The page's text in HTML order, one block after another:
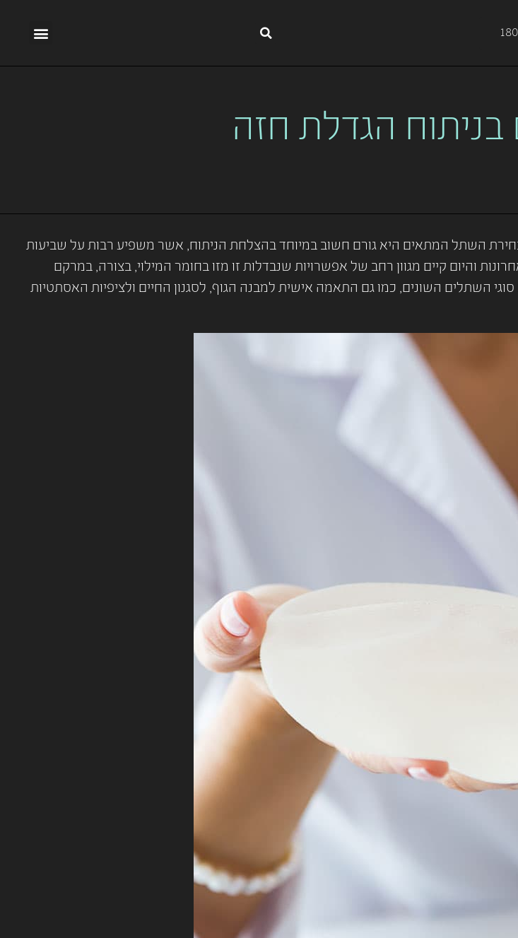
הגדלת חזה
השתל המתאים היא גורם חשוב במיוחד בהצלחת הניתוח, אשר משפיע רבות על שביעות
והיום קיים מגוון רחב של אפשרויות שנבדלות זו מזו בחומר המילוי, בצורה, במרקם
השתלים השונים, כמו גם התאמה אישית למבנה הגוף, לסגנון החיים ולציפיות האסתטיות